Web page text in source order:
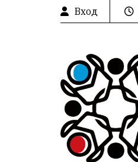
Вход